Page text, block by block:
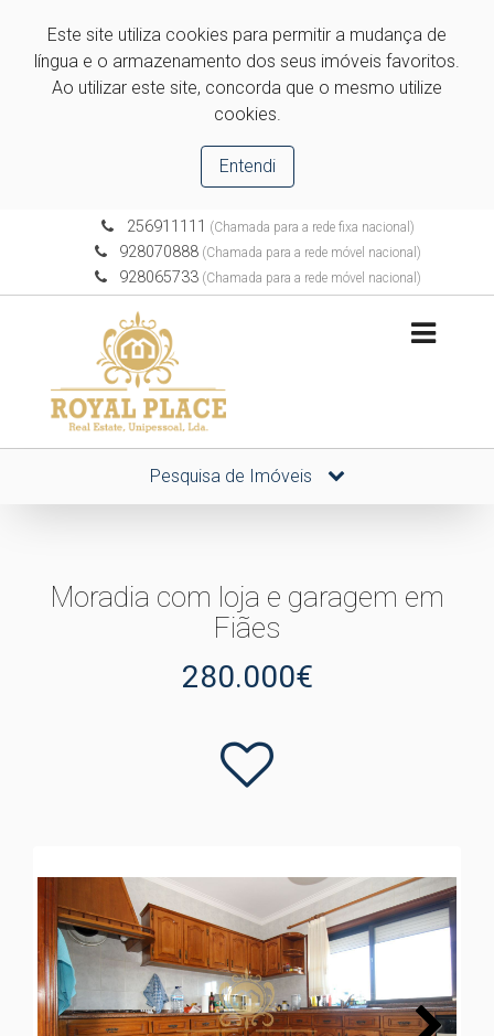
Este site utiliza cookies para permitir a mudança de
língua e o armazenamento dos seus imóveis favoritos.
Ao utilizar este site, concorda que o mesmo utilize
cookies.
Entendi
256911111 (Chamada para a rede fixa nacional)
928070888 (Chamada para a rede móvel nacional)
928065733 (Chamada para a rede móvel nacional)
Pesquisa de Imóveis
Moradia com loja e garagem em
Fiães
280.000€